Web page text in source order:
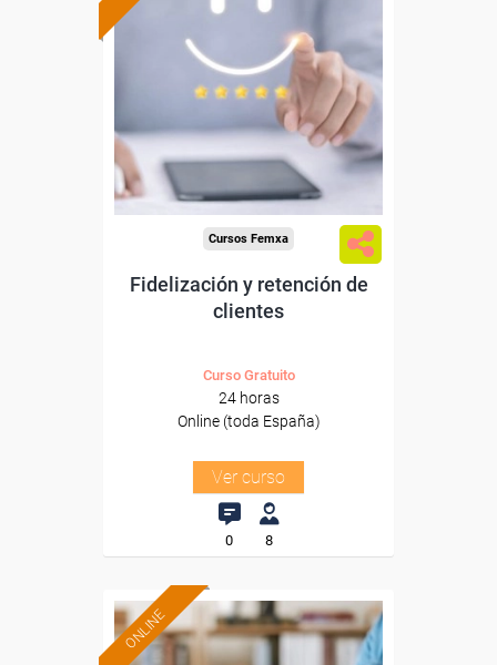
Formación 100%
subvencionada.
Para desempleados,
trabajadores y autónomos.
Sector
-Comercio.
Cursos Femxa
Fidelización y retención de
clientes
Curso Gratuito
24 horas
Online (toda España)
Ver curso
0 8
ONLINE